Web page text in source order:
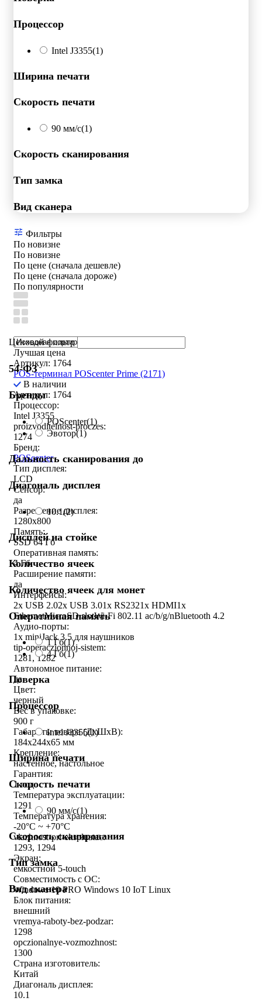
Процессор
Intel J3355(1)
Ширина печати
Скорость печати
90 мм/с(1)
Скорость сканирования
Тип замка
Вид сканера
Фильтры
По новизне
По новизне
По цене (сначала дешевле)
По цене (сначала дороже)
По популярности
Ценовой фильтр
54-ФЗ
Бренды
POScenter(1)
Эвотор(1)
Дальность сканирования до
Диагональ дисплея
10.1(2)
Дисплей на стойке
Количество ячеек
Количество ячеек для монет
Оперативная память
1 Гб(1)
4 Гб(1)
Поверка
Процессор
Intel J3355(1)
Ширина печати
Скорость печати
90 мм/с(1)
Скорость сканирования
Тип замка
Вид сканера
Лучшая цена
Артикул: 1764
POS-терминал POScenter Prime (2171)
В наличии
Артикул: 1764
Процессор:
Intel J3355
proizvoditelnost-proczes:
1274
Бренд:
POScenter
Тип дисплея:
LCD
Сенсор:
да
Разрешение дисплея:
1280x800
Память:
SSD 64 Гб
Оперативная память:
4 Гб
Расширение памяти:
да
Интерфейсы:
2x USB 2.02x USB 3.01x RS2321x HDMI1x
EthernetMicroSD slotWi-Fi 802.11 ac/b/g/nBluetooth 4.2
Аудио-порты:
1x miniJack 3.5 для наушников
tip-operaczionnoj-sistem:
1281, 1282
Автономное питание:
да
Цвет:
черный
Вес в упаковке:
900 г
Габариты товара (ДxШxВ):
184x244x65 мм
Крепление:
настенное, настольное
Гарантия:
1 год
Температура эксплуатации:
1291
Температура хранения:
-20°C ~ +70°C
vlazhnost-pri-ekspluatac:
1293, 1294
Экран:
емкостной 5-touch
Совместимость с ОС:
Windows 10 PRO Windows 10 IoT Linux
Блок питания:
внешний
vremya-raboty-bez-podzar:
1298
opczionalnye-vozmozhnost:
1300
Страна изготовитель:
Китай
Диагональ дисплея:
10.1